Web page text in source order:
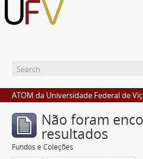
ATOM da Universidade Federal de
Não foram
resultados
Fundos e Coleções